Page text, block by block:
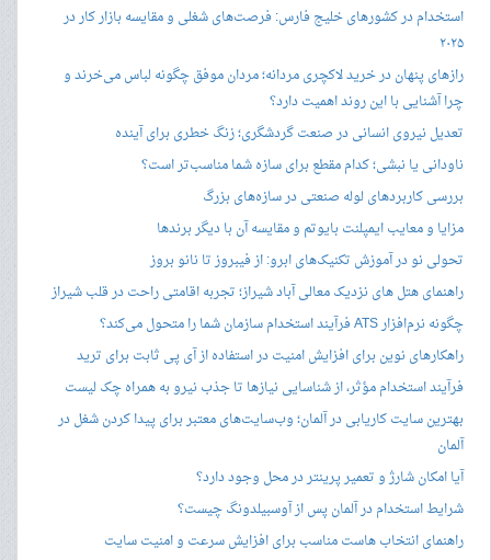
استخدام در کشورهای خلیج فارس: فرصت‌های شغلی و مقایسه بازار کار در
۲۰۲۵
رازهای پنهان در خرید لاکچری مردانه؛ مردان موفق چگونه لباس می‌خرند و
چرا آشنایی با این روند اهمیت دارد؟
تعدیل نیروی انسانی در صنعت گردشگری؛ زنگ خطری برای آینده
ناودانی یا نبشی؛ کدام مقطع برای سازه شما مناسب‌تر است؟
بررسی کاربردهای لوله صنعتی در سازه‌های بزرگ
مزایا و معایب ایمپلنت بایوتم و مقایسه آن با دیگر برندها
تحولی نو در آموزش تکنیک‌های ابرو: از فیبروز تا نانو بروز
راهنمای هتل های نزدیک معالی آباد شیراز؛ تجربه اقامتی راحت در قلب شیراز
چگونه نرم‌افزار ATS فرآیند استخدام سازمان شما را متحول می‌کند؟
راهکارهای نوین برای افزایش امنیت در استفاده از آی پی ثابت برای ترید
فرآیند استخدام مؤثر، از شناسایی نیازها تا جذب نیرو به همراه چک لیست
بهترین سایت کاریابی در آلمان؛ وب‌سایت‌های معتبر برای پیدا کردن شغل در
آلمان
آیا امکان شارژ و تعمیر پرینتر در محل وجود دارد؟
شرایط استخدام در آلمان پس از آوسبیلدونگ چیست؟
راهنمای انتخاب هاست مناسب برای افزایش سرعت و امنیت سایت